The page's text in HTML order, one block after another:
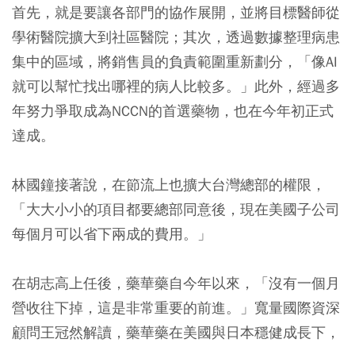
首先，就是要讓各部門的協作展開，並將目標醫師從
學術醫院擴大到社區醫院；其次，透過數據整理病患
集中的區域，將銷售員的負責範圍重新劃分，「像AI
就可以幫忙找出哪裡的病人比較多。」此外，經過多
年努力爭取成為NCCN的首選藥物，也在今年初正式
達成。
林國鐘接著說，在節流上也擴大台灣總部的權限，
「大大小小的項目都要總部同意後，現在美國子公司
每個月可以省下兩成的費用。」
在胡志高上任後，藥華藥自今年以來，「沒有一個月
營收往下掉，這是非常重要的前進。」寬量國際資深
顧問王冠然解讀，藥華藥在美國與日本穩健成長下，